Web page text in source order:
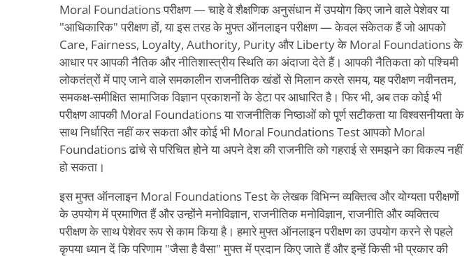
Moral Foundations परीक्षण — चाहे वे शैक्षणिक अनुसंधान में उपयोग किए जाने वाले पेशेवर या
"आधिकारिक" परीक्षण हों, या इस तरह के मुफ्त ऑनलाइन परीक्षण — केवल संकेतक हैं जो आपको
Care, Fairness, Loyalty, Authority, Purity और Liberty के Moral Foundations के
आधार पर आपकी नैतिक और नीतिशास्त्रीय स्थिति का अंदाजा देते हैं। आपकी नैतिकता को पश्चिमी
लोकतंत्रों में पाए जाने वाले समकालीन राजनीतिक खंडों से मिलान करते समय, यह परीक्षण नवीनतम,
समकक्ष-समीक्षित सामाजिक विज्ञान प्रकाशनों के डेटा पर आधारित है। फिर भी, अब तक कोई भी
परीक्षण आपकी Moral Foundations या राजनीतिक निष्ठाओं को पूर्ण सटीकता या विश्वसनीयता के
साथ निर्धारित नहीं कर सकता और कोई भी Moral Foundations Test आपको Moral
Foundations ढांचे से परिचित होने या अपने देश की राजनीति को गहराई से समझने का विकल्प नहीं
हो सकता।
इस मुफ्त ऑनलाइन Moral Foundations Test के लेखक विभिन्न व्यक्तित्व और योग्यता परीक्षणों
के उपयोग में प्रमाणित हैं और उन्होंने मनोविज्ञान, राजनीतिक मनोविज्ञान, राजनीति और व्यक्तित्व
परीक्षण के साथ पेशेवर रूप से काम किया है। हमारे मुफ्त ऑनलाइन परीक्षण का उपयोग करने से पहले
कृपया ध्यान दें कि परिणाम "जैसा है वैसा" मुफ्त में प्रदान किए जाते हैं और इन्हें किसी भी प्रकार की